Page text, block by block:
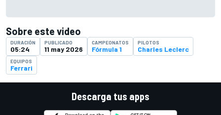
Sobre este video
DURACIÓN
05:24
PUBLICADO
11 may 2026
CAMPEONATOS
Fórmula 1
PILOTOS
Charles Leclerc
EQUIPOS
Ferrari
Descarga tus apps